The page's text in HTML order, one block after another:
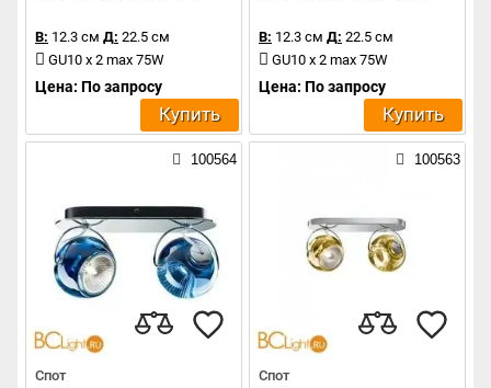
В: 12.3 см Д: 22.5 см
GU10 x 2 max 75W
Цена: По запросу
Купить
В: 12.3 см Д: 22.5 см
GU10 x 2 max 75W
Цена: По запросу
Купить
100564
Спот
100563
Спот